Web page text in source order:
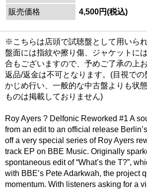
販売価格
4,500円(税込)
※こちらは店頭で試聴盤として用いら
盤面には指紋や擦り傷、ジャケットに
合もございますので、予めご了承の上
返品/返金は不可となります。(目視での
かじめ行い、一般的な中古盤よりも状
ものは掲載しておりません)
Roy Ayers ? Delfonic Reworked #1 A
from an edit to an official release
off a very special series of Roy Ayers
track EP on BBE Music. Originally
spontaneous edit of “What’s the T?”,
with BBE’s Pete Adarkwah, the project
momentum. With listeners asking for a